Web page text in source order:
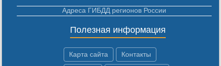
Адреса ГИБДД регионов России
Полезная информация
Карта сайта Контакты